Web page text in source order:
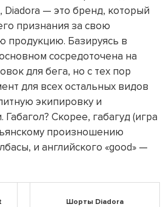
— это бренд, который
признания за свою
продукцию. Базируясь в
сосредоточена на
для бега, но с тех пор
для всех остальных видов
экипировку и
Скорее, габагуд (игра
произношению
и английского «good» —
Шорты Diadora